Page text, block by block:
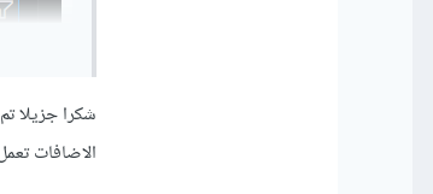
شكرا جزيلا
الاضافات